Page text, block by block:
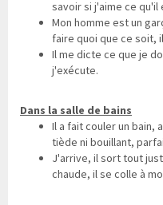
savoir si j'aime ce qu'il
Mon homme est un
faire quoi que ce soit,
Il me dicte ce que je
j'exécute.
Dans la salle de bains
Il a fait couler un bain,
tiède ni bouillant,
J'arrive, il sort tout
chaude, il se colle à